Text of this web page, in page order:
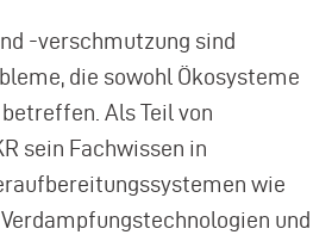
-verschmutzung sind
die sowohl Ökosysteme
Als Teil von
sein Fachwissen in
wie
und